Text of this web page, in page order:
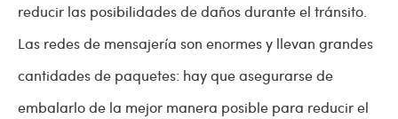
reducir las posibilidades de daños durante el tránsito.
Las redes de mensajería son enormes y llevan grandes
cantidades de paquetes: hay que asegurarse de
embalarlo de la mejor manera posible para reducir el